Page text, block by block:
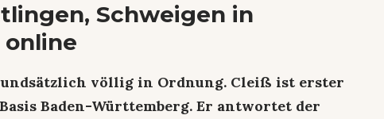
Schweigen in
völlig in Ordnung. Cleiß ist erster
Baden-Württemberg. Er antwortet der